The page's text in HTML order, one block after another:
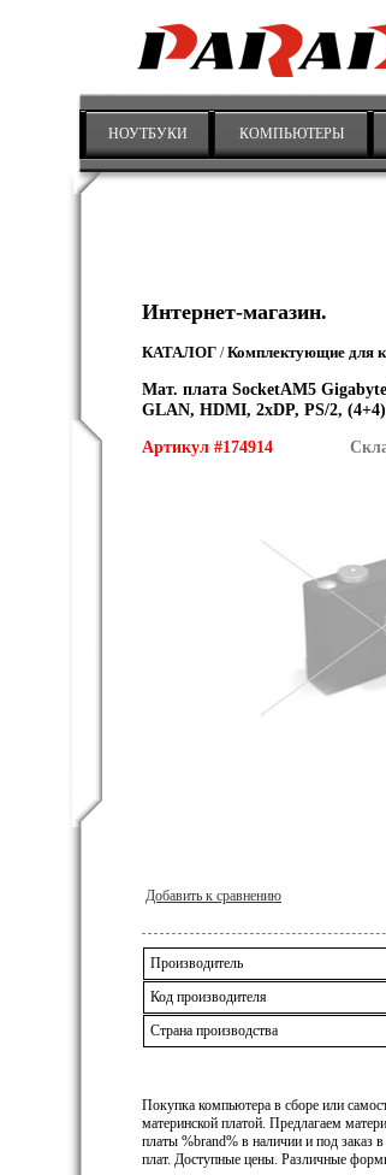
НОУТБУКИ КОМПЬЮТЕРЫ
Интернет-магазин.
КАТАЛОГ /Комплектующие для
Мат. плата SocketAM5
GLAN, HDMI, 2xDP, PS/2,
Артикул #174914
Добавить к сравнению
Производитель
Код производителя
Страна производства
Покупка компьютера в сборе или
материнской платой. Предлагаем
платы %brand% в наличии и под заказ
плат. Доступные цены. Различные